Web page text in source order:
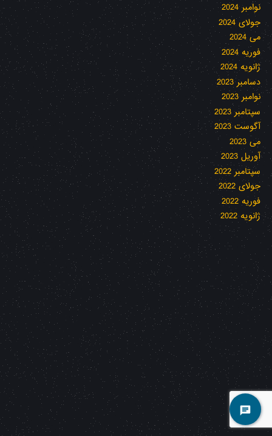
نوامبر 2024
جولای 2024
می 2024
فوریه 2024
ژانویه 2024
دسامبر 2023
نوامبر 2023
سپتامبر 2023
آگوست 2023
می 2023
آوریل 2023
سپتامبر 2022
جولای 2022
فوریه 2022
ژانویه 2022